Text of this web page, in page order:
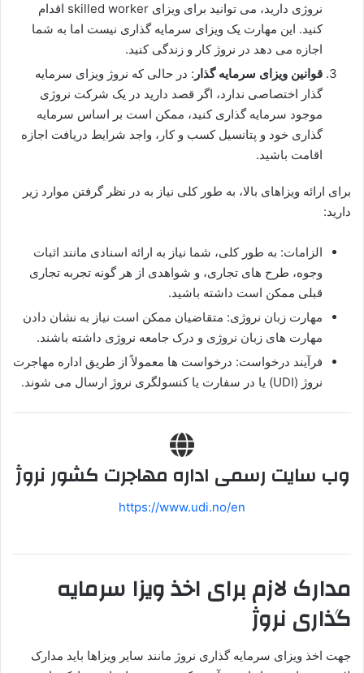
نروژی دارید، می توانید برای ویزای skilled worker اقدام
کنید. این مهارت یک ویزای سرمایه گذاری نیست اما به شما
اجازه می دهد در نروژ کار و زندگی کنید.
قوانین ویزای سرمایه گذار : در حالی که نروژ ویزای سرمایه
گذار اختصاصی ندارد، اگر قصد دارید در یک شرکت نروژی
موجود سرمایه گذاری کنید، ممکن است بر اساس سرمایه
گذاری خود و پتانسیل کسب و کار، واجد شرایط دریافت اجازه
اقامت باشید.
برای ارائه ویزاهای بالا، به طور کلی نیاز به در نظر گرفتن موارد زیر
دارید:
الزامات: به طور کلی، شما نیاز به ارائه اسنادی مانند اثبات
وجوه، طرح های تجاری، و شواهدی از هر گونه تجربه تجاری
قبلی ممکن است داشته باشید.
مهارت زبان نروژی: متقاضیان ممکن است نیاز به نشان دادن
مهارت های زبان نروژی و درک جامعه نروژی داشته باشند.
فرآیند درخواست: درخواست ها معمولاً از طریق اداره مهاجرت
نروژ (UDI) یا در سفارت یا کنسولگری نروژ ارسال می شوند.
وب سایت رسمی اداره مهاجرت کشور نروژ
https://www.udi.no/en
مدارک لازم برای اخذ ویزا سرمایه
گذاری نروژ
جهت اخذ ویزای سرمایه گذاری نروژ مانند سایر ویزاها باید مدارک